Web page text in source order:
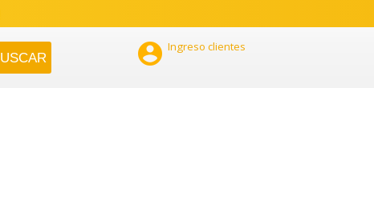
 Ingreso clientes